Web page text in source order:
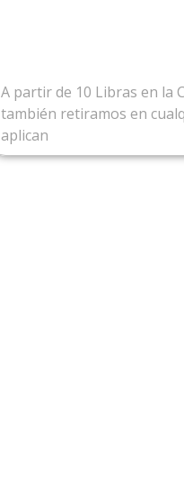
A partir de 10 Libras en la
también retiramos en
aplican